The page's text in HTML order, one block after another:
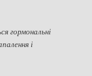
гормональні
і